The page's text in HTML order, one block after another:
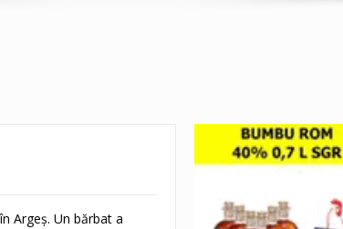
Argeș. Un bărbat a